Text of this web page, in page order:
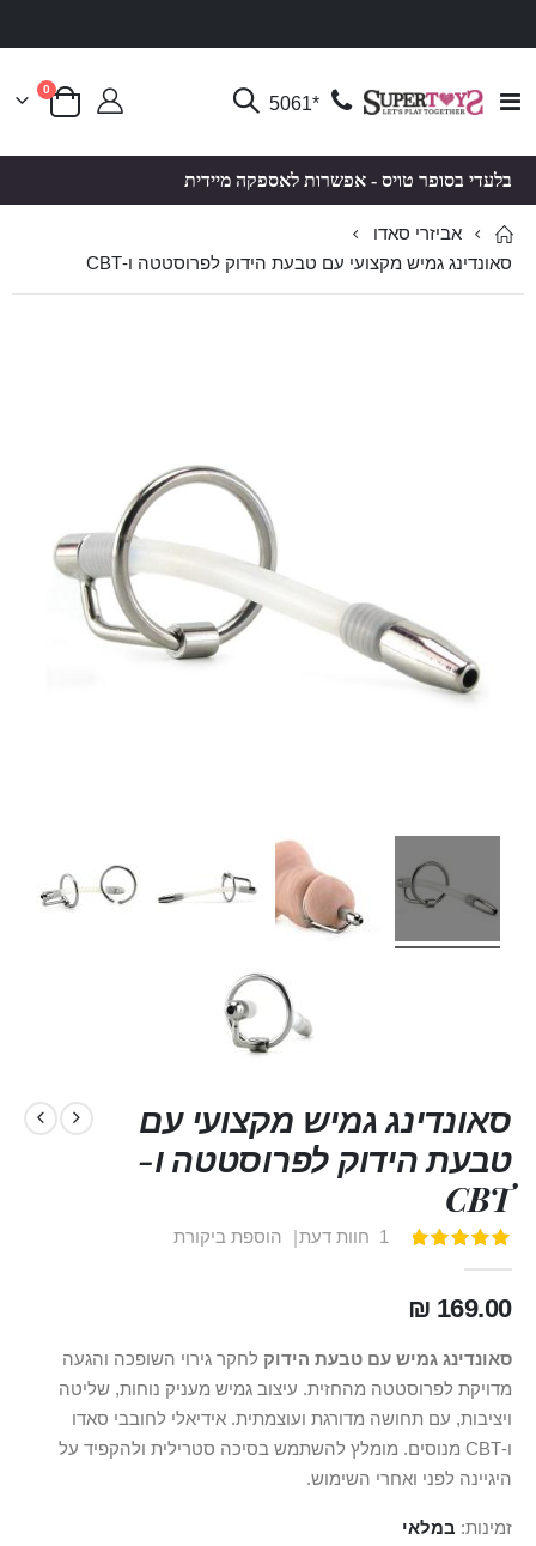
Toggle
*5061 סל קניות
0פריטים
בלעדי בסופר טויס - אפשרות לאספקה מיידית
אביזרי סאדו
סאונדינג גמיש מקצועי עם טבעת הידוק לפרוסטטה ו-CBT
סאונדינג גמיש מקצועי עם
טבעת הידוק לפרוסטטה ו-
CBT
דירוג:
1 חוות דעת הוספת ביקורת
169.00 ₪
סאונדינג גמיש עם טבעת הידוק לחקר גירוי השופכה והגעה
מדויקת לפרוסטטה מהחזית. עיצוב גמיש מעניק נוחות, שליטה
ויציבות, עם תחושה מדורגת ועוצמתית. אידיאלי לחובבי סאדו
ו‑CBT מנוסים. מומלץ להשתמש בסיכה סטרילית ולהקפיד על
היגיינה לפני ואחרי השימוש.
זמינות: במלאי